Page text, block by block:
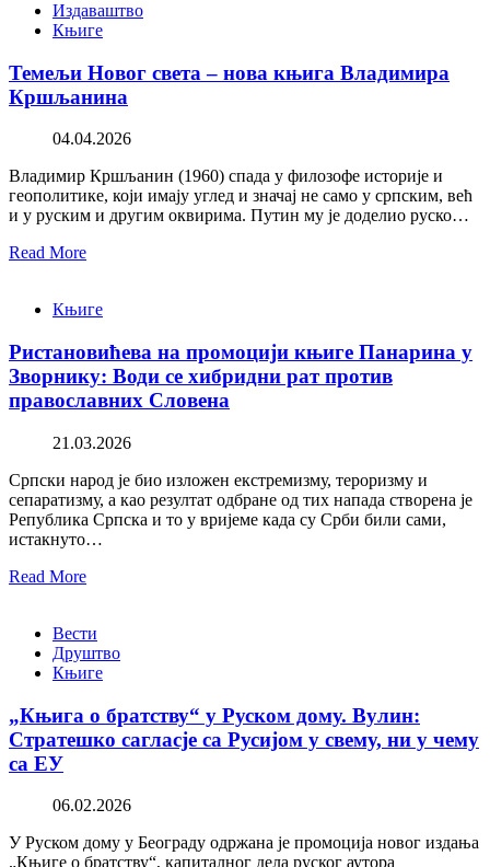
Издаваштво
Књиге
Темељи Новог света – нова књига Владимира
Кршљанина
04.04.2026
Владимир Кршљанин (1960) спада у филозофе историје и
геополитике, који имају углед и значај не само у српским, већ
и у руским и другим оквирима. Путин му је доделио руско…
Read More
Књиге
Ристановићева на промоцији књиге Панарина у
Зворнику: Води се хибридни рат против
православних Словена
21.03.2026
Српски народ је био изложен екстремизму, тероризму и
сепаратизму, а као резултат одбране од тих напада створена је
Република Српска и то у вријеме када су Срби били сами,
истакнуто…
Read More
Вести
Друштво
Књиге
„Књига о братству“ у Руском дому. Вулин:
Стратешко сагласје са Русијом у свему, ни у чему
са ЕУ
06.02.2026
У Руском дому у Београду одржана је промоција новог издања
„Књиге о братству“, капиталног дела руског аутора